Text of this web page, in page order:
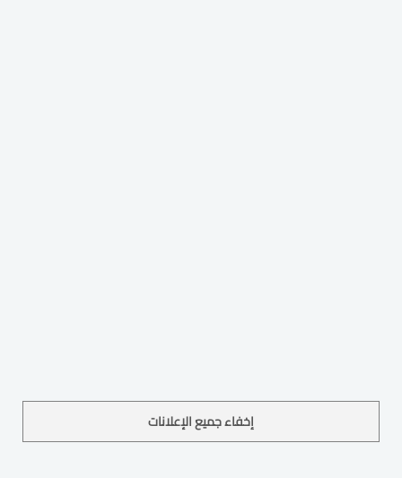
إخفاء جميع الإعلانات